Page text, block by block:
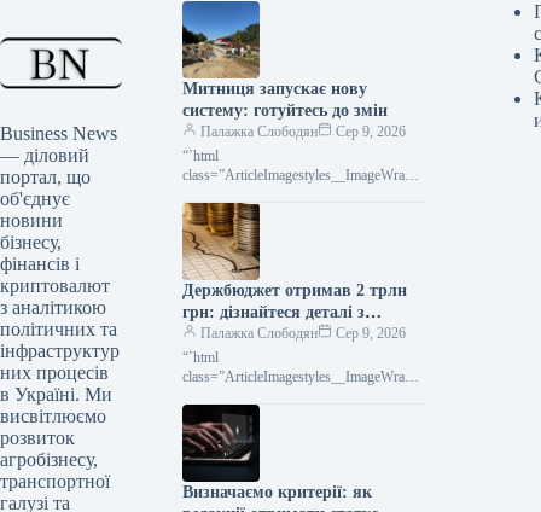
Business News
— діловий
портал, що
об'єднує
новини
бізнесу,
фінансів і
криптовалют
з аналітикою
політичних та
інфраструктур
них процесів
в Україні. Ми
висвітлюємо
розвиток
агробізнесу,
транспортної
галузі та
Митниця запускає нову
систему: готуйтесь до змін
Палажка Слободян
Сер 9, 2026
“`html
class=”ArticleImagestyles__ImageWrappe
запроваджує інноваційну систему
сканування: революція у
логістиціДержавна митна служба
Держбюджет отримав 2 трлн
грн: дізнайтеся деталі з
інфографіки
Палажка Слободян
Сер 9, 2026
“`html
class=”ArticleImagestyles__ImageWrappe
України: понад 2 трильйони гривень за
сім місяців (інфографіка) За
оперативними даними
Визначаємо критерії: як